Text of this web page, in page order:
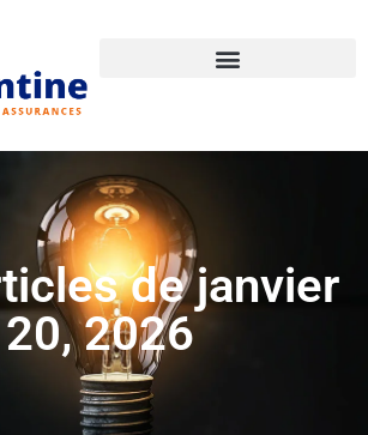
de janvier
20, 2026